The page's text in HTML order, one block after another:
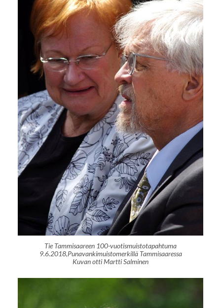
Tie Tammisaareen 100-vuotismuistotapahtuma
9.6.2018,Punavankimuistomerkillä Tammisaaressa
Kuvan otti Martti Salminen